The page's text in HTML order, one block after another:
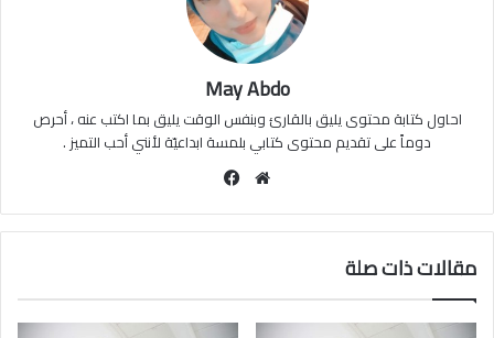
May Abdo
احاول كتابة محتوى يليق بالقارئ وبنفس الوقت يليق بما اكتب عنه ، أحرص
دوماً على تقديم محتوى كتابي بلمسة ابداعيّة لأنني أحب التميز .
موقع
مقالات ذات صلة